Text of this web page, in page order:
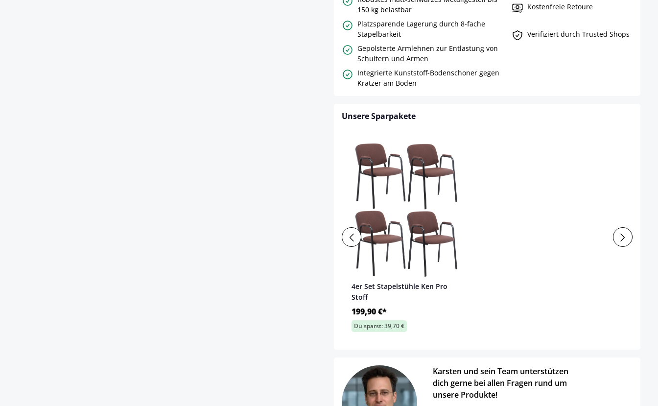
150 kg belastbar
Platzsparende Lagerung durch 8-fache
Stapelbarkeit
Gepolsterte Armlehnen zur Entlastung von
Schultern und Armen
Integrierte Kunststoff-Bodenschoner gegen
Kratzer am Boden
Kostenfreie Retoure
Verifiziert durch Trusted Shops
Unsere Sparpakete
4er Set Stapelstühle Ken Pro
Stoff
199,90 €*
Du sparst: 39,70 €
Karsten und sein Team unterstützen
dich gerne bei allen Fragen rund um
unsere Produkte!